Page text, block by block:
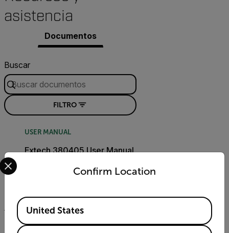
asistencia
Documentos
Buscar
FILTRO
USER MANUAL
Extech 380405 User Manual
DATASHEET
Confirm Location
Select your preferred country and language from the
Available Locations
United States